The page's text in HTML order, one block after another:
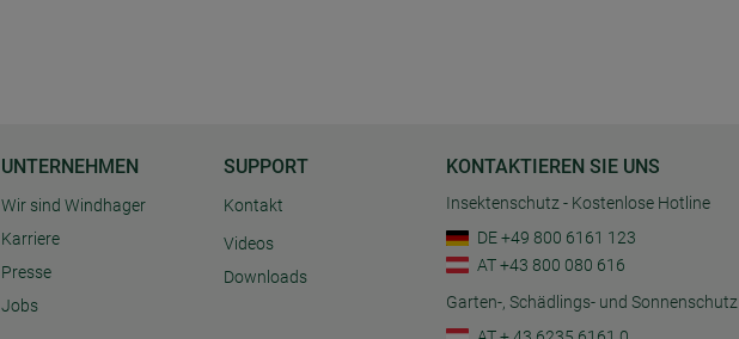
UNTERNEHMEN
Wir sind Windhager
Karriere
Presse
Jobs
SUPPORT
Kontakt
Videos
Downloads
KONTAKTIEREN SIE UNS
Insektenschutz - Kostenlose Hotline
DE +49 800 6161 123
AT +43 800 080 616
Garten-, Schädlings- und Sonnenschutz